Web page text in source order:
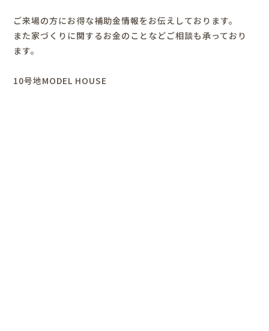
ご来場の方にお得な補助金情報をお伝えしております。
また家づくりに関するお金のことなどご相談も承っており
ます。
10号地MODEL HOUSE